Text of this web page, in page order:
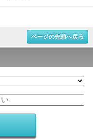
ページの先頭へ戻る